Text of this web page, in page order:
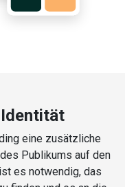
eine zusätzliche
Publikums auf den
es notwendig, das